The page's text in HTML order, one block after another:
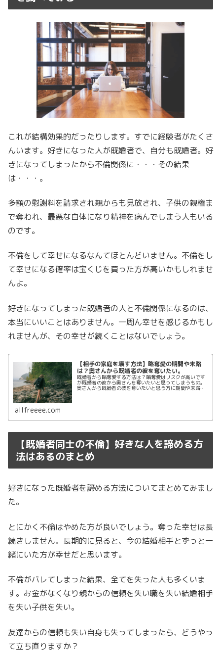
これが結構効果的だったりします。すでに経験者がたくさ
んいます。好きになった人が既婚者で、自分も既婚者。好
きになってしまったから不倫関係に・・・その結果
は・・・。
多額の慰謝料を請求され親からも見放され、子供の親権ま
で奪われ、最悪な自体になり精神を病んでしまう人もいる
のです。
不倫をして幸せになるなんてほとんどいません。不倫をし
て幸せになる確率は宝くじを買った方が高いかもしれませ
んよ。
好きになってしまった既婚者の人と不倫関係になるのは、
本当にいいことはありません。一周ん幸せを感じるかもし
れませんが、その幸せが続くことはないでしょう。
【相手の家庭を壊す方法】略奪愛の期間や末路
は？奥さんから既婚者の彼を奪いたい。
既婚者から略奪愛する方法は？略奪愛はリスクが高いです
が既婚者の彼から奥さんを奪いたいと思ってしまうもの。
奥さんから既婚者の彼を奪いたいと思う方に期間や末路に
allfreeee.com
【既婚者同士の不倫】好きな人を諦める方
法はあるのまとめ
好きになった既婚者を諦める方法についてまとめてみまし
た。
とにかく不倫はやめた方が良いでしょう。奪った幸せは長
続きしません。長期的に見ると、今の結婚相手とずっと一
緒にいた方が幸せだと思います。
不倫がバレてしまった結果、全てを失った人も多くいま
す。お金がなくなり親からの信頼を失い職を失い結婚相手
を失い子供を失い。
友達からの信頼も失い自身も失ってしまったら、どうやっ
て立ち直りますか？